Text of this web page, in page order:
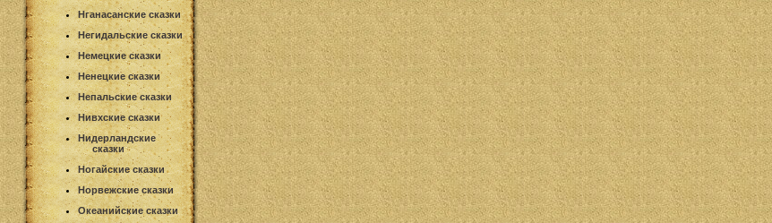
Нганасанские сказки
Негидальские сказки
Немецкие сказки
Ненецкие сказки
Непальские сказки
Нивхские сказки
Нидерландские
сказки
Ногайские сказки
Норвежские сказки
Океанийские сказки